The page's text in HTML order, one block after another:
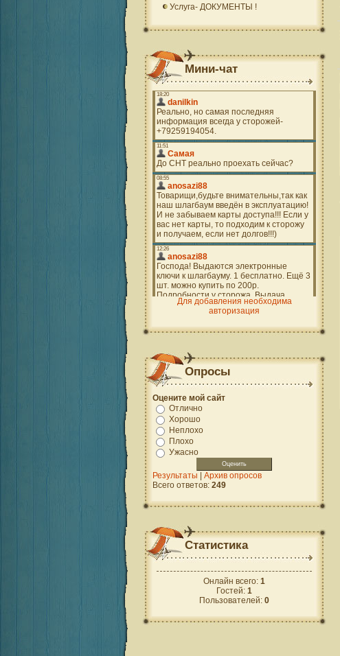
Услуга- ДОКУМЕНТЫ !
Мини-чат
Для добавления необходима
авторизация
Опросы
Оцените мой сайт
Отлично
Хорошо
Неплохо
Плохо
Ужасно
Результаты | Архив опросов
Всего ответов: 249
Статистика
Онлайн всего: 1
Гостей: 1
Пользователей: 0